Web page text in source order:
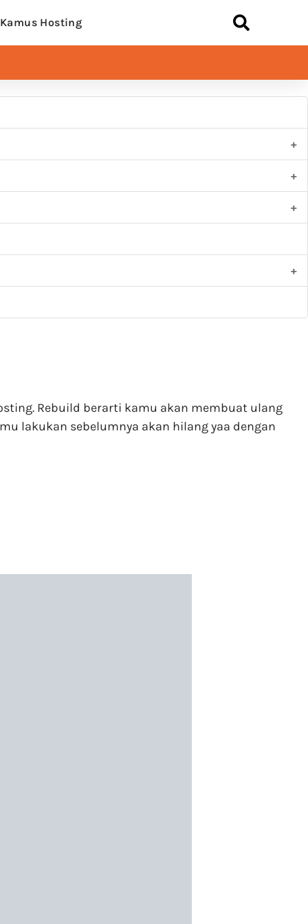
Kamus Hosting
Rebuild berarti kamu akan membuat ulang
lakukan sebelumnya akan hilang yaa dengan